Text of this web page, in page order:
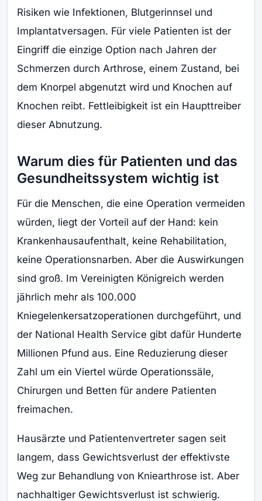
Risiken wie Infektionen, Blutgerinnsel und
Implantatversagen. Für viele Patienten ist der
Eingriff die einzige Option nach Jahren der
Schmerzen durch Arthrose, einem Zustand, bei
dem Knorpel abgenutzt wird und Knochen auf
Knochen reibt. Fettleibigkeit ist ein Haupttreiber
dieser Abnutzung.
Warum dies für Patienten und das
Gesundheitssystem wichtig ist
Für die Menschen, die eine Operation vermeiden
würden, liegt der Vorteil auf der Hand: kein
Krankenhausaufenthalt, keine Rehabilitation,
keine Operationsnarben. Aber die Auswirkungen
sind groß. Im Vereinigten Königreich werden
jährlich mehr als 100.000
Kniegelenkersatzoperationen durchgeführt, und
der National Health Service gibt dafür Hunderte
Millionen Pfund aus. Eine Reduzierung dieser
Zahl um ein Viertel würde Operationssäle,
Chirurgen und Betten für andere Patienten
freimachen.
Hausärzte und Patientenvertreter sagen seit
langem, dass Gewichtsverlust der effektivste
Weg zur Behandlung von Kniearthrose ist. Aber
nachhaltiger Gewichtsverlust ist schwierig.